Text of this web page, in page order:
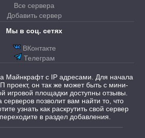
Все сервера
Добавить сервер
Мы в соц. сетях
ВКонтакте
Телеграм
Майнкрафт с IP адресами. Для начала
проект, он так же может быть с мини-
игровой площадки доступны отзывы.
позволит вам найти то, что
узнать как раскрутить свой сервер
в раздел добавления.